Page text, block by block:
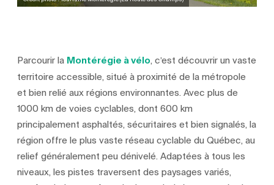
Parcourir la Montérégie à vélo, c’est découvrir un vaste
territoire accessible, situé à proximité de la métropole
et bien relié aux régions environnantes. Avec plus de
1000 km de voies cyclables, dont 600 km
principalement asphaltés, sécuritaires et bien signalés, la
région offre le plus vaste réseau cyclable du Québec, au
relief généralement peu dénivelé. Adaptées à tous les
niveaux, les pistes traversent des paysages variés,